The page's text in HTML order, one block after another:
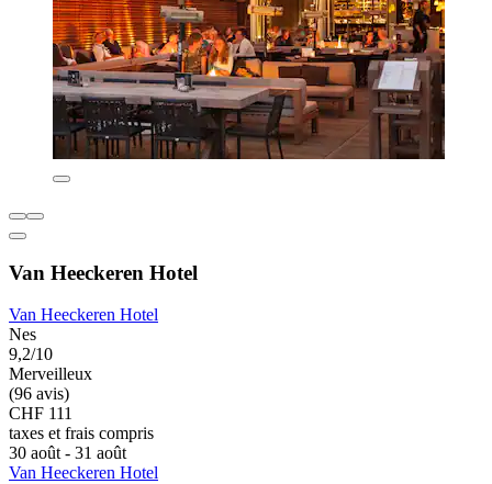
Van Heeckeren Hotel
Van Heeckeren Hotel
Nes
9,2/10
Merveilleux
(96 avis)
CHF 111
taxes et frais compris
30 août - 31 août
Van Heeckeren Hotel